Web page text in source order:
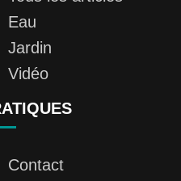
Eau
Jardin
Vidéo
Contact